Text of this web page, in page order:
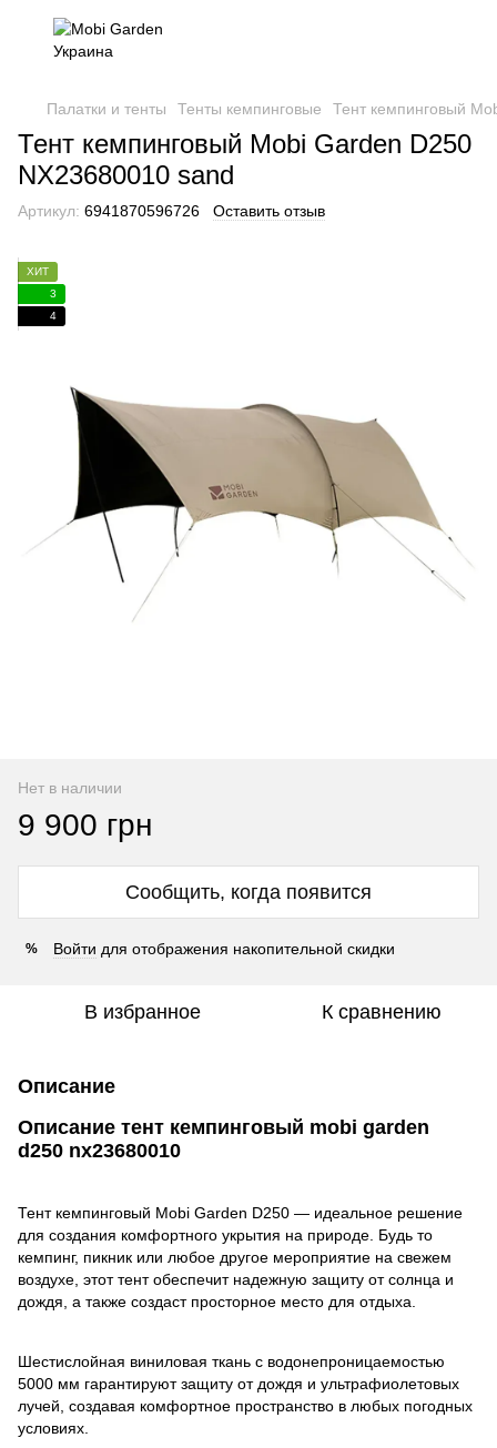
Палатки и тенты Тенты кемпинговые Тент кемпинговый
Тент кемпинговый Mobi Garden D250
NX23680010 sand
Артикул: 6941870596726 Оставить отзыв
ХИТ
3
4
Нет в наличии
9 900 грн
Сообщить, когда появится
% Войти для отображения накопительной скидки
В избранное К сравнению
Описание
Описание тент кемпинговый mobi garden
d250 nx23680010
Тент кемпинговый Mobi Garden D250 — идеальное решение
для создания комфортного укрытия на природе. Будь то
кемпинг, пикник или любое другое мероприятие на свежем
воздухе, этот тент обеспечит надежную защиту от солнца и
дождя, а также создаст просторное место для отдыха.
Шестислойная виниловая ткань с водонепроницаемостью
5000 мм гарантируют защиту от дождя и ультрафиолетовых
лучей, создавая комфортное пространство в любых погодных
условиях.